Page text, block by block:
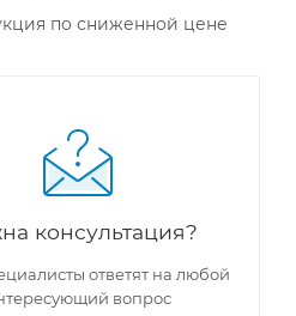
по сниженной цене
консультация?
ответят на любой
вопрос